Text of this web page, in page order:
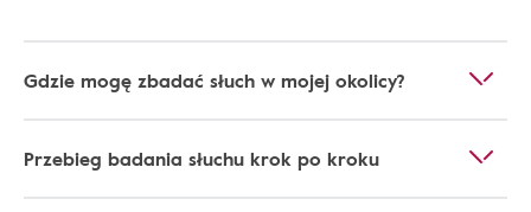
Gdzie mogę zbadać słuch w mojej okolicy?
Przebieg badania słuchu krok po kroku